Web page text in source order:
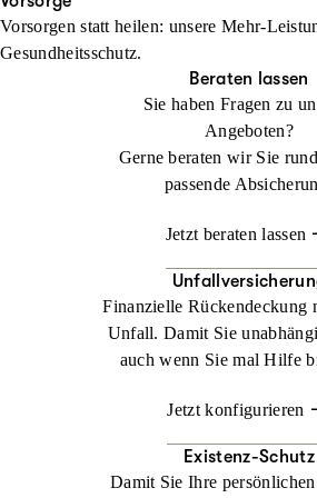
Jetzt konfigurieren Beraten
zur Herausforderung werden. Mit der
Auslandsreisekrankenversicherung sind
Beraten
Vorsorgen statt heilen: unsere Mehr-
Gesundheitsschutz.
Beraten lassen
Sie haben Fragen zu
Angeboten?
Gerne beraten wir Sie
passende
Jetzt beraten lassen
Finanzielle Rückendeckung
Unfall. Damit Sie
auch wenn Sie mal Hilfe
Jetzt konfigurieren
Existenz-Schutz
Damit Sie Ihre